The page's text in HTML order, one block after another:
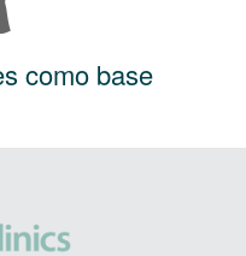
como base